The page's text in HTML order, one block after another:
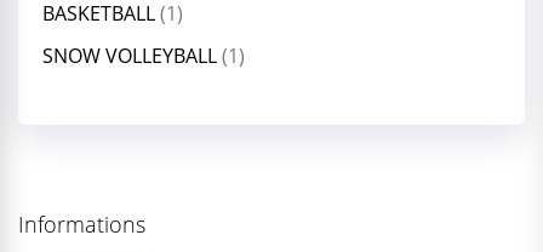
BASKETBALL(1)
SNOW VOLLEYBALL(1)
Informations